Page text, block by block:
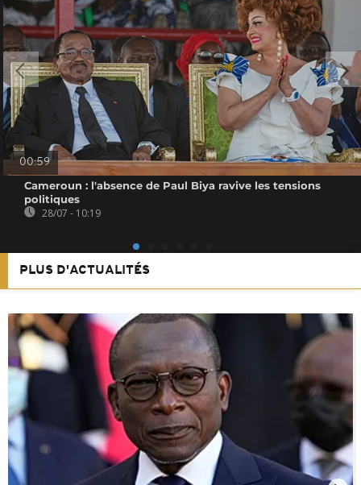
00:59
Cameroun : l'absence de Paul Biya ravive les tensions
politiques
28/07 - 10:19
PLUS D'ACTUALITÉS